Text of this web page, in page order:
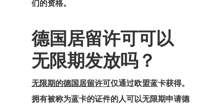
们的资格。
德国居留许可可以
无限期发放吗？
无限期的德国居留许可仅通过欧盟蓝卡获得。
拥有被称为蓝卡的证件的人可以无限期申请德